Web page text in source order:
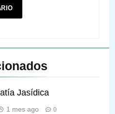
Jasídica
1 mes ago 0